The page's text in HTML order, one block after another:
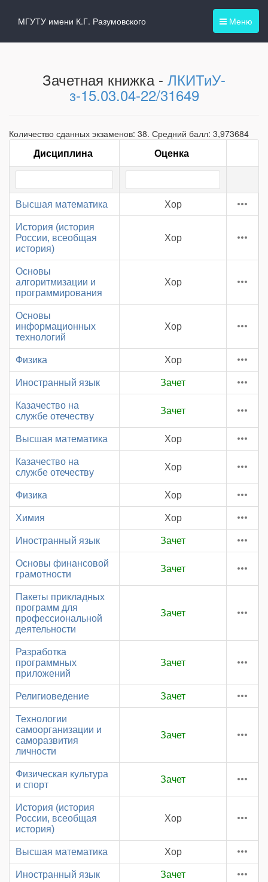
Меню
МГУТУ имени К.Г. Разумовского
Зачетная книжка - ЛКИТиУ-
з-15.03.04-22/31649
Количество сданных экзаменов: 38. Средний балл: 3,973684
Дисциплина Оценка
Высшая математика Хор
История (история
России, всеобщая
история)
Хор
Основы
алгоритмизации и
программирования
Хор
Основы
информационных
технологий
Хор
Физика Хор
Иностранный язык Зачет
Казачество на
службе отечеству
Зачет
Высшая математика Хор
Казачество на
службе отечеству
Хор
Физика Хор
Химия Хор
Иностранный язык Зачет
Основы финансовой
грамотности
Зачет
Пакеты прикладных
программ для
профессиональной
деятельности
Зачет
Разработка
программных
приложений
Зачет
Религиоведение Зачет
Технологии
самоорганизации и
саморазвития
личности
Зачет
Физическая культура
и спорт
Зачет
История (история
России, всеобщая
история)
Хор
Высшая математика Хор
Иностранный язык Зачет